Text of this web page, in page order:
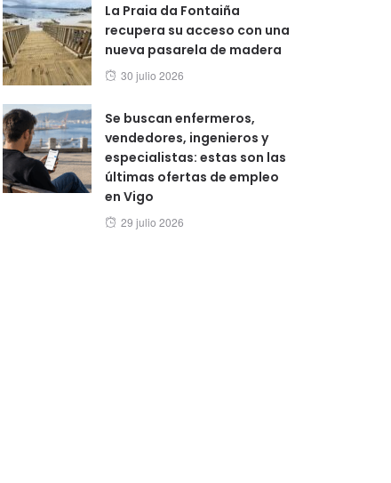
La Praia da Fontaiña
recupera su acceso con una
nueva pasarela de madera
Posted
30 julio 2026
Se buscan enfermeros,
vendedores, ingenieros y
especialistas: estas son las
últimas ofertas de empleo
en Vigo
Posted
29 julio 2026